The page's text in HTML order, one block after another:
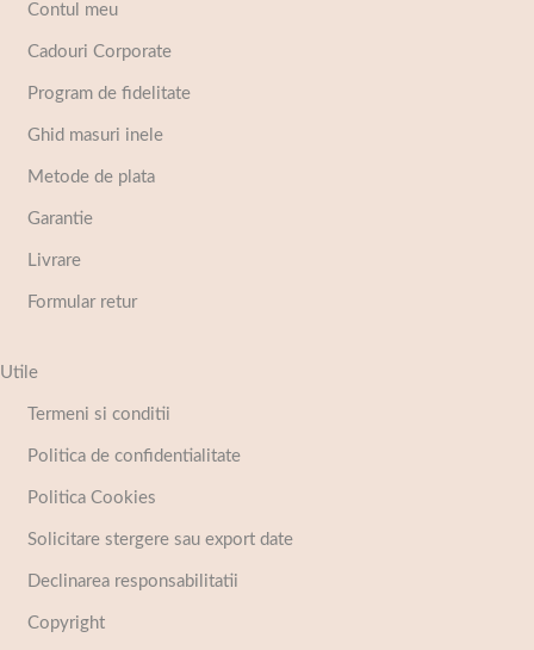
Contul meu
Cadouri Corporate
Program de fidelitate
Ghid masuri inele
Metode de plata
Garantie
Livrare
Formular retur
Utile
Termeni si conditii
Politica de confidentialitate
Politica Cookies
Solicitare stergere sau export date
Declinarea responsabilitatii
Copyright